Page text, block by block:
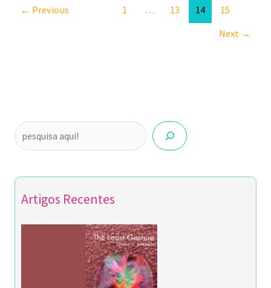
← Previous 1 … 13 14
15
Next →
Artigos Recentes